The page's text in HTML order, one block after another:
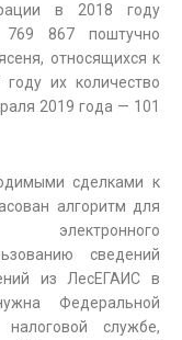
в 2018 году
867 поштучно
относящихся к
их количество
2019 года — 101
сделками к
алгоритм для
электронного
сведений
из ЛесЕГАИС в
Федеральной
службе,